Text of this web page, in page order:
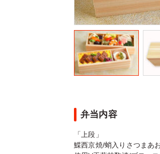
弁当内容
「上段」
鰈西京焼/蛸入りさつまあ